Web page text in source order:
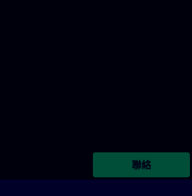
聯絡